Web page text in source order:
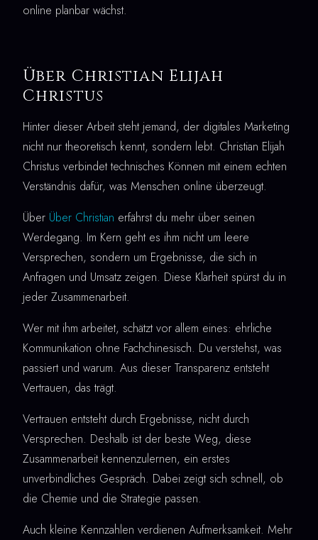
online planbar wächst.
Über Christian Elijah
Christus
Hinter dieser Arbeit steht jemand, der digitales Marketing
nicht nur theoretisch kennt, sondern lebt. Christian Elijah
Christus verbindet technisches Können mit einem echten
Verständnis dafür, was Menschen online überzeugt.
Über Über Christian erfährst du mehr über seinen
Werdegang. Im Kern geht es ihm nicht um leere
Versprechen, sondern um Ergebnisse, die sich in
Anfragen und Umsatz zeigen. Diese Klarheit spürst du in
jeder Zusammenarbeit.
Wer mit ihm arbeitet, schätzt vor allem eines: ehrliche
Kommunikation ohne Fachchinesisch. Du verstehst, was
passiert und warum. Aus dieser Transparenz entsteht
Vertrauen, das trägt.
Vertrauen entsteht durch Ergebnisse, nicht durch
Versprechen. Deshalb ist der beste Weg, diese
Zusammenarbeit kennenzulernen, ein erstes
unverbindliches Gespräch. Dabei zeigt sich schnell, ob
die Chemie und die Strategie passen.
Auch kleine Kennzahlen verdienen Aufmerksamkeit. Mehr